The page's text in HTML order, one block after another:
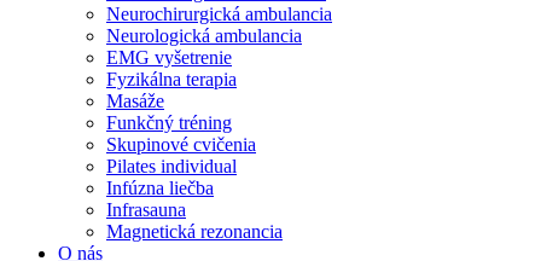
Neurochirurgická ambulancia
Neurologická ambulancia
EMG vyšetrenie
Fyzikálna terapia
Masáže
Funkčný tréning
Skupinové cvičenia
Pilates individual
Infúzna liečba
Infrasauna
Magnetická rezonancia
O nás